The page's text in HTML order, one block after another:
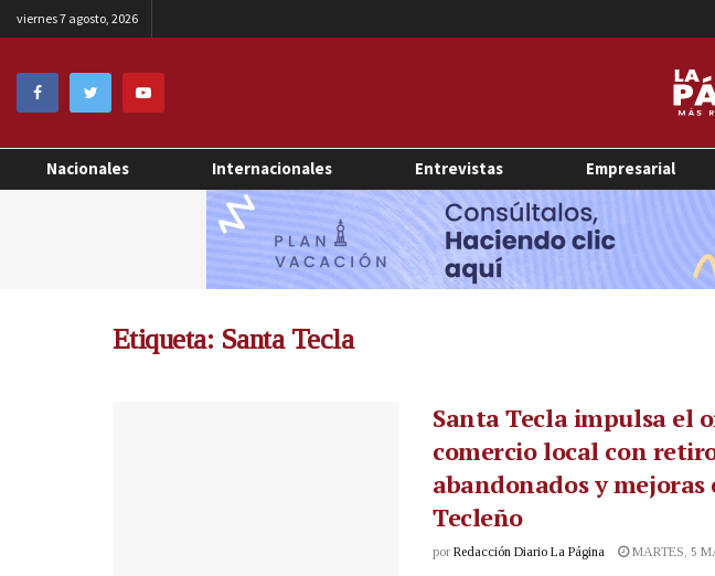
viernes 7 agosto, 2026
Nacionales Internacionales Entrevistas Empresarial
Etiqueta: Santa Tecla
Santa Tecla impulsa el
comercio local con
abandonados y
Tecleño
por Redacción Diario La Página MARTES, 5